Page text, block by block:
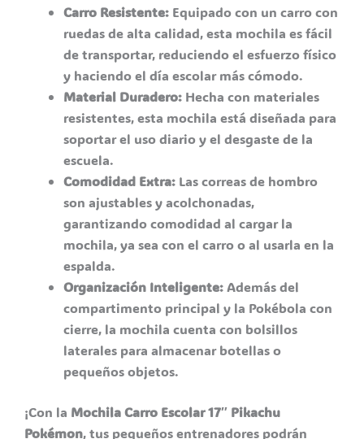
Carro Resistente: Equipado con un carro con
ruedas de alta calidad, esta mochila es fácil
de transportar, reduciendo el esfuerzo físico
y haciendo el día escolar más cómodo.
Material Duradero: Hecha con materiales
resistentes, esta mochila está diseñada para
soportar el uso diario y el desgaste de la
escuela.
Comodidad Extra: Las correas de hombro
son ajustables y acolchonadas,
garantizando comodidad al cargar la
mochila, ya sea con el carro o al usarla en la
espalda.
Organización Inteligente:Además del
compartimento principal y la Pokébola con
cierre, la mochila cuenta con bolsillos
laterales para almacenar botellas o
pequeños objetos.
¡Con la Mochila Carro Escolar 17″ Pikachu
Pokémon, tus pequeños entrenadores podrán